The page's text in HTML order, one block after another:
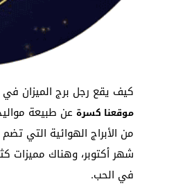
كيف يقع رجل برج الميزان
موقعنا كسرة عن طبيعة
من الأبراج الهوائية التي
شهر أكتوبر، وهناك مميزات
في الحب.